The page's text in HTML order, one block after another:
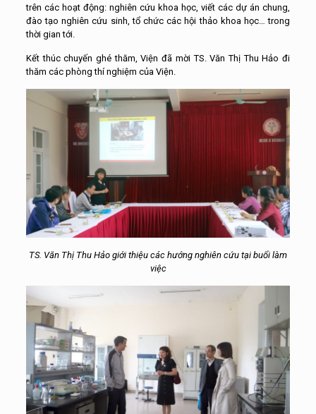
trên các hoạt động: nghiên cứu khoa học, viết các dự án chung,
đào tạo nghiên cứu sinh, tổ chức các hội thảo khoa học… trong
thời gian tới.
Kết thúc chuyến ghé thăm, Viện đã mời TS. Văn Thị Thu Hảo đi
thăm các phòng thí nghiệm của Viện.
TS. Văn Thị Thu Hảo giới thiệu các hướng nghiên cứu tại buổi làm
việc